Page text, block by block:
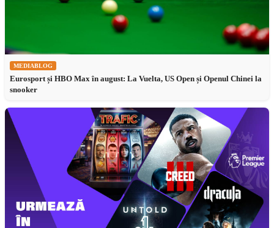
MEDIABLOG
Eurosport și HBO Max în august: La Vuelta, US Open și Openul Chinei la
snooker